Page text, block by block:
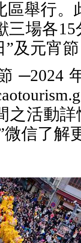
區舉行
三場各15
”及元宵
─2024
之活動
信了解